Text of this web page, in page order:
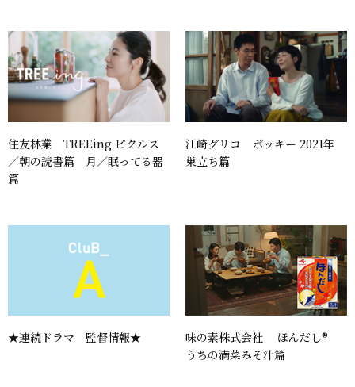
住友林業 TREEing ピクルス
／朝の読書篇 月／眠ってる器
篇
江崎グリコ ポッキー 2021年
巣立ち篇
★連続ドラマ 監督情報★
味の素株式会社 ほんだし®
うちの満菜みそ汁篇